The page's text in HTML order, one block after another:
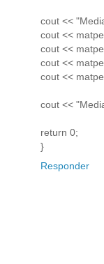
cout <<
cout <<
cout <<
cout <<
cout <<
cout <<
return 0;
}
Responder